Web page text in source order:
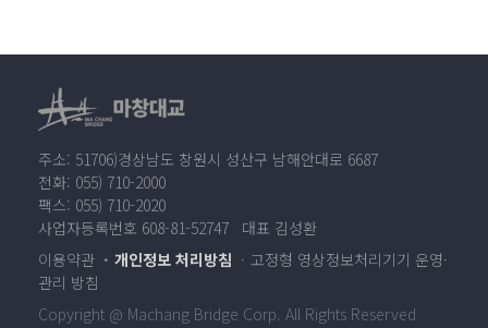
주소: 51706)경상남도 창원시 성산구 남해안대로 6687
전화: 055) 710-2000
팩스: 055) 710-2020
사업자등록번호 608-81-52747 대표 김성환
이용약관
개인정보 처리방침
고정형 영상정보처리기기 운영·
관리 방침
Copyright @ Machang Bridge Corp. All Rights Reserved